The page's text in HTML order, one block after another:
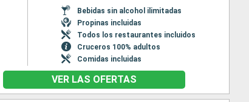
Bebidas sin alcohol ilimitadas
Propinas incluidas
Todos los restaurantes incluidos
Cruceros 100% adultos
Comidas incluidas
VER LAS OFERTAS